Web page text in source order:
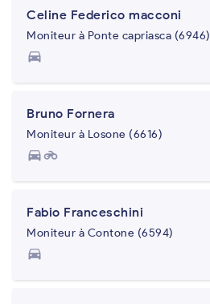
Celine Federico macconi
Moniteur à Ponte capriasca (6946)
directions_car
Bruno Fornera
Moniteur à Losone (6616)
directions_carmotorcycle
Fabio Franceschini
Moniteur à Contone (6594)
directions_car